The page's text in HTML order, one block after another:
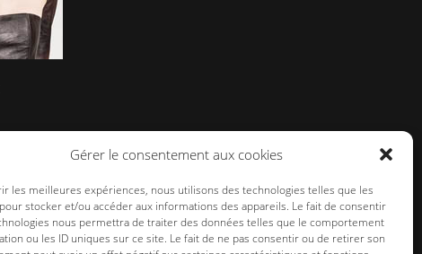
Gérer le consentement aux cookies
les meilleures expériences, nous utilisons des technologies telles que les
stocker et/ou accéder aux informations des appareils. Le fait de consentir
nous permettra de traiter des données telles que le comportement
ou les ID uniques sur ce site. Le fait de ne pas consentir ou de retirer son